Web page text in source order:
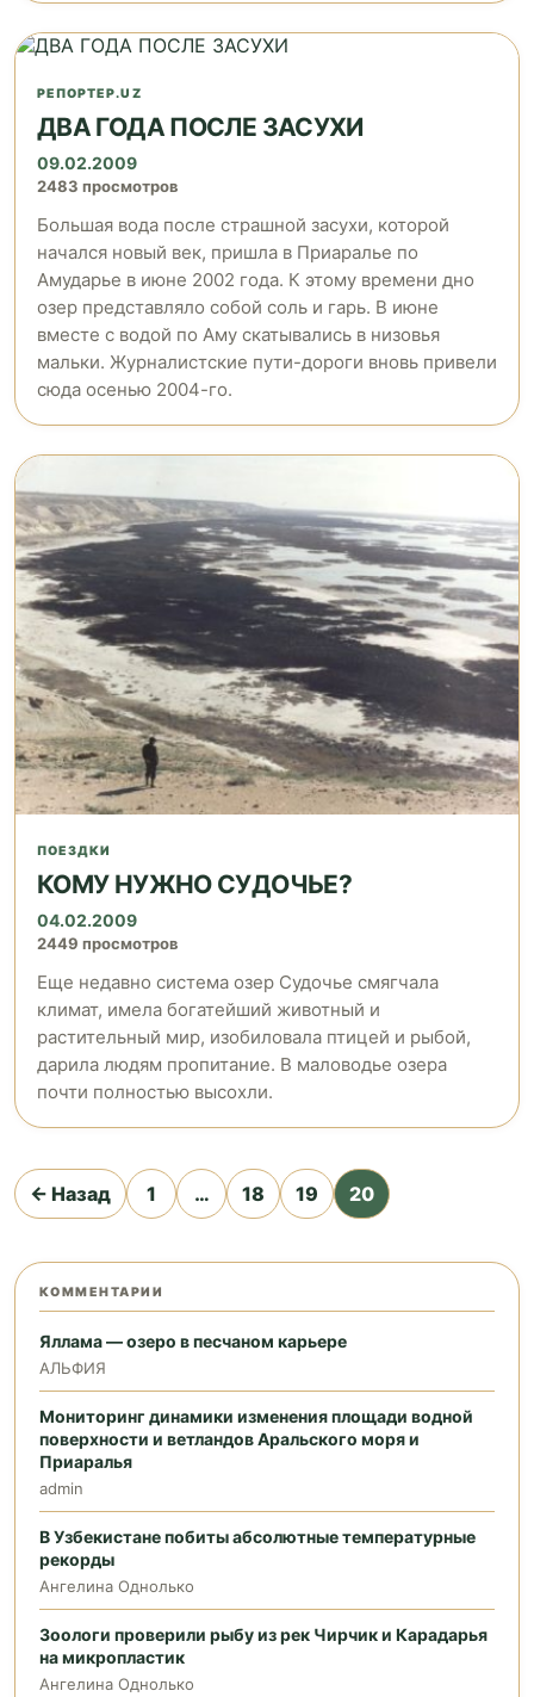
РЕПОРТЕР.UZ
ДВА ГОДА ПОСЛЕ ЗАСУХИ
09.02.2009
2483 просмотров
Большая вода после страшной засухи, которой
начался новый век, пришла в Приаралье по
Амударье в июне 2002 года. К этому времени дно
озер представляло собой соль и гарь. В июне
вместе с водой по Аму скатывались в низовья
мальки. Журналистские пути-дороги вновь привели
сюда осенью 2004-го.
ПОЕЗДКИ
КОМУ НУЖНО СУДОЧЬЕ?
04.02.2009
2449 просмотров
Еще недавно система озер Судочье смягчала
климат, имела богатейший животный и
растительный мир, изобиловала птицей и рыбой,
дарила людям пропитание. В маловодье озера
почти полностью высохли.
Пагинация
записей
← Назад 1 … 18 19 20
КОММЕНТАРИИ
Яллама — озеро в песчаном карьере
АЛЬФИЯ
Мониторинг динамики изменения площади водной
поверхности и ветландов Аральского моря и
Приаралья
admin
В Узбекистане побиты абсолютные температурные
рекорды
Ангелина Однолько
Зоологи проверили рыбу из рек Чирчик и Карадарья
на микропластик
Ангелина Однолько